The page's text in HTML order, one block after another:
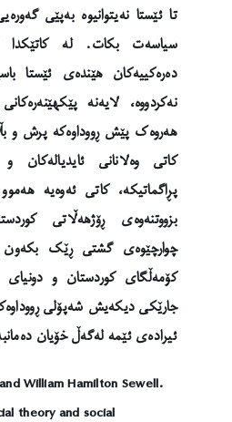
تا ئێستا نەیتوانیوە بەپێی
سیاسەت بکات. لە
دەرەکییەکان هێندەی ئێستا
نەکردووە، لایەنە
هەروەک پێش ڕووداوەکە پرش و
کاتی وەلانانی ئایدیالەکان
پڕاگماتیکە، کاتی ئەوەیە
بزووتنەوەی ڕۆژهەڵاتی
چوارچێوەی گشتی ڕێک
کۆمەڵگای کوردستان و دونیای
جارێکی دیکەیش شەپۆلی
ئیرادەی ئێمە لەگەڵ خۆیان
William Hamilton Sewell.
theory and social